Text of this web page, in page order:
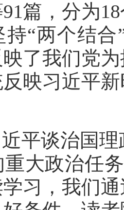
篇，分为
持“两个结
了我们党
映习近平
平谈治国
大政治任
习，我们